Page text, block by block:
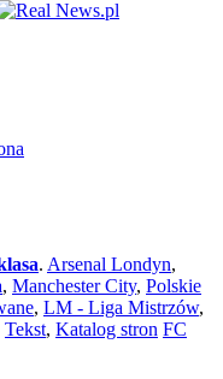
. Arsenal Londyn,
, Manchester City, Polskie
, LM - Liga Mistrzów,
Tekst, Katalog stron FC